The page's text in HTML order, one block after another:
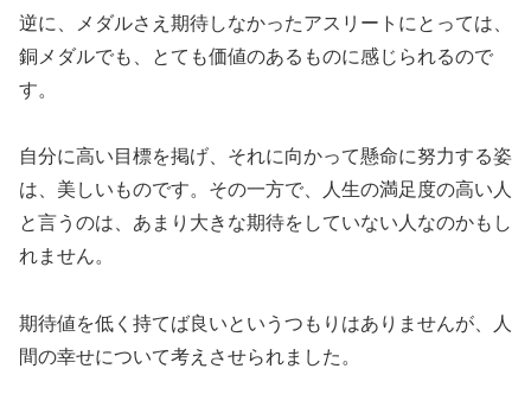
逆に、メダルさえ期待しなかったアスリートにとっては、
銅メダルでも、とても価値のあるものに感じられるので
す。
自分に高い目標を掲げ、それに向かって懸命に努力する姿
は、美しいものです。その一方で、人生の満足度の高い人
と言うのは、あまり大きな期待をしていない人なのかもし
れません。
期待値を低く持てば良いというつもりはありませんが、人
間の幸せについて考えさせられました。